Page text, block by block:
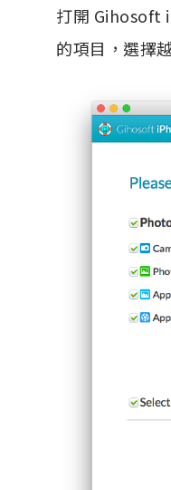
打開 Gihosoft
的項目，選擇